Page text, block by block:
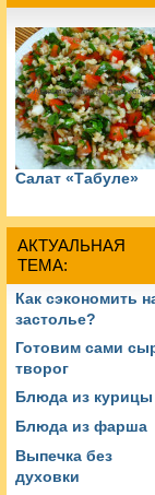
Салат «Табуле»
АКТУАЛЬНАЯ
ТЕМА:
Как сэкономить
застолье?
Готовим сами
творог
Блюда из курицы
Блюда из фарша
Выпечка без
духовки